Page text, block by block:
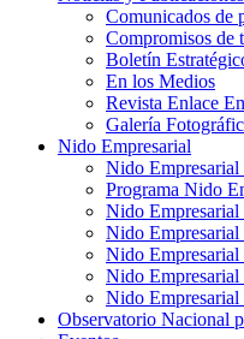
Comunicados de
Compromisos de
Boletín
En los Medios
Revista Enlace
Galería
Nido Empresarial
Nido
Programa Nido
Nido Empresarial
Nido Empresarial
Nido
Nido Empresarial
Nido Empresarial
Observatorio Nacional